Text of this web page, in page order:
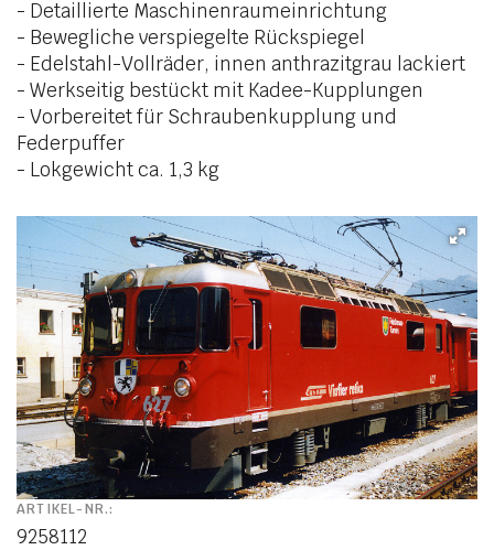
- Detaillierte Maschinenraumeinrichtung
- Bewegliche verspiegelte Rückspiegel
- Edelstahl-Vollräder, innen anthrazitgrau lackiert
- Werkseitig bestückt mit Kadee-Kupplungen
- Vorbereitet für Schraubenkupplung und
Federpuffer
- Lokgewicht ca. 1,3 kg
ARTIKEL-NR.:
9258112